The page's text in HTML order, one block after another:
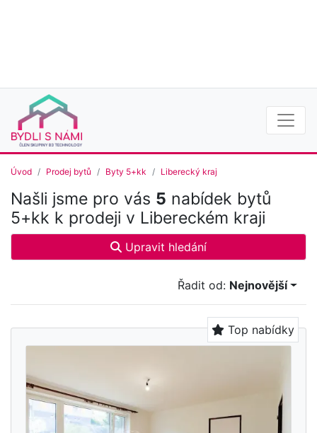
Úvod Prodej bytů Byty 5+kk Liberecký kraj
Našli jsme pro vás 5 nabídek bytů
5+kk k prodeji v Libereckém kraji
Upravit hledání
Řadit od: Nejnovější
Top nabídky